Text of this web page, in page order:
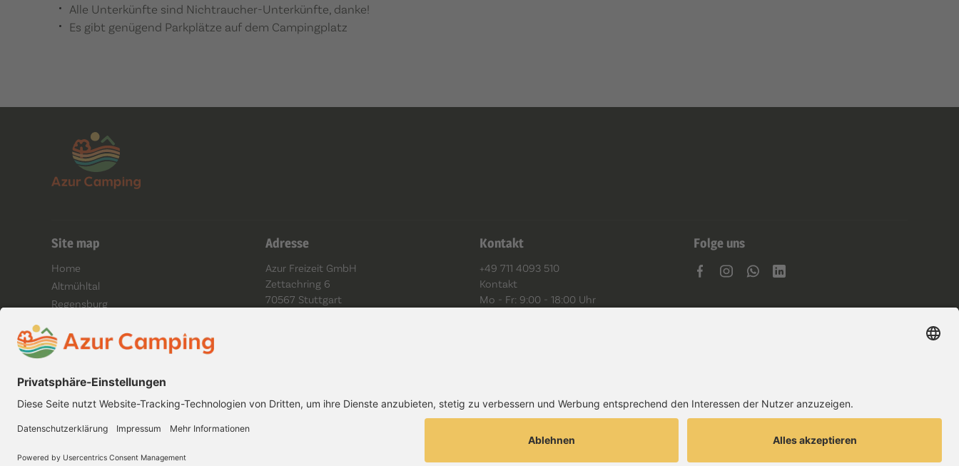
Alle Unterkünfte sind Nichtraucher-Unterkünfte, danke!
Es gibt genügend Parkplätze auf dem Campingplatz
Site map
Home
Altmühltal
Regensburg
Schwäbische Alb
Wertheim
Hannover
Über uns
Adresse
Azur Freizeit GmbH
Zettachring 6
70567 Stuttgart
Kontakt
+49 711 4093 510
Kontakt
Mo - Fr: 9:00 - 18:00 Uhr
Folge uns
Datenschutz Impressum Copyright ©2026.All rights reserved.